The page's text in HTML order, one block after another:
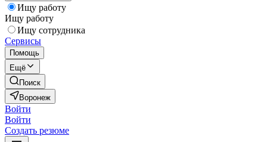
Ищу работу
Ищу работу
Ищу сотрудника
Сервисы
Помощь
Ещё
Поиск
Воронеж
Войти
Войти
Создать резюме